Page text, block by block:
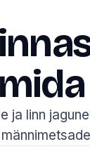
ja linn